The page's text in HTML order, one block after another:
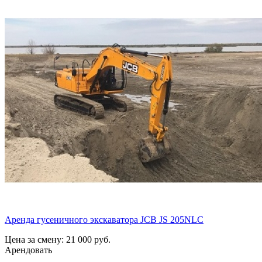
Аренда гусеничного экскаватора JCB JS 205NLC
Цена за смену: 21 000 руб.
Арендовать